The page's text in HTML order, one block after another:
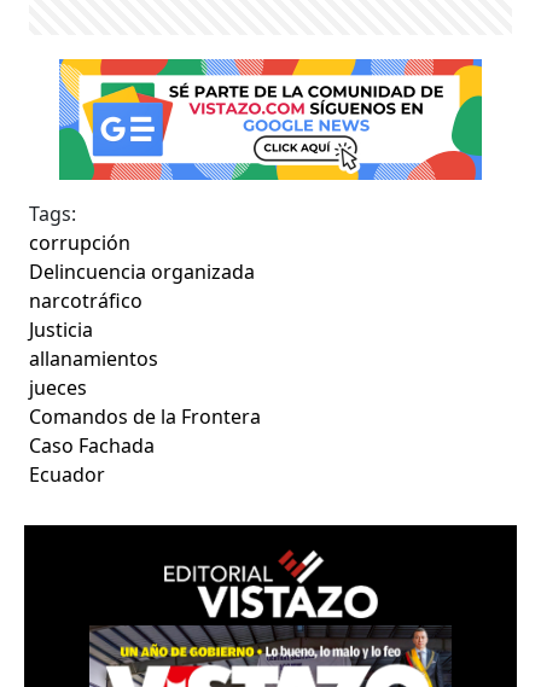
Tags:
corrupción
Delincuencia organizada
narcotráfico
Justicia
allanamientos
jueces
Comandos de la Frontera
Caso Fachada
Ecuador